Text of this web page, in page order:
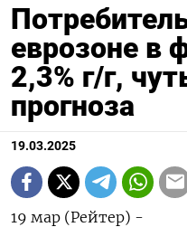
еврозоне в
2,3% г/г,
прогноза
19.03.2025
19 мар (Рейтер) -